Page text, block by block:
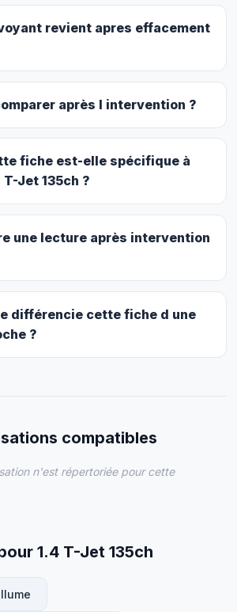
revient apres effacement
après l intervention ?
fiche est-elle spécifique à
Jet 135ch ?
une lecture après intervention
différencie cette fiche d une
?
compatibles
n'est répertoriée pour cette
1.4 T-Jet 135ch